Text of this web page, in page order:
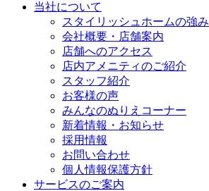
当社について
スタイリッシュホームの強み
会社概要・店舗案内
店舗へのアクセス
店内アメニティのご紹介
スタッフ紹介
お客様の声
みんなのぬりえコーナー
新着情報・お知らせ
採用情報
お問い合わせ
個人情報保護方針
サービスのご案内